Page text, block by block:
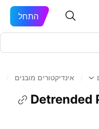
התחל
אינדיקטורים מובנים
Detrended